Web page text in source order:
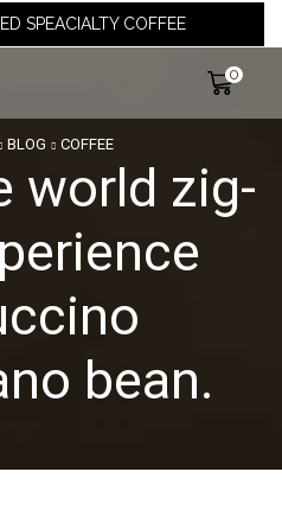
SPEACIALTY COFFEE
0
BLOG COFFEE
world zig-
bean.